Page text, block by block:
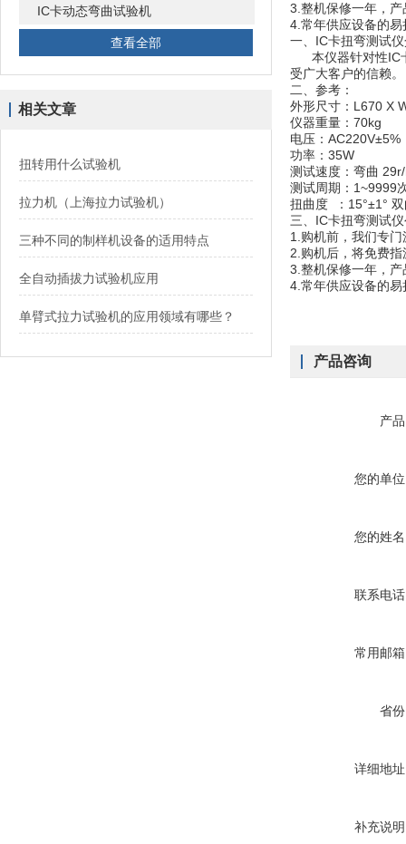
IC卡动态弯曲试验机
查看全部
相关文章
扭转用什么试验机
拉力机（上海拉力试验机）
三种不同的制样机设备的适用特点
全自动插拔力试验机应用
单臂式拉力试验机的应用领域有哪些？
3.整机保修一年，产
4.常年供应设备的
一、IC卡扭弯测试
本仪器针对性IC卡
受广大客户的信赖。
二、 参考：
外形尺寸：L670 X
仪器重量：70kg
电压：AC220V±5%
功率：35W
测试速度：弯曲
测试周期：1~9999
扭曲度 ：15°±1°
三、IC卡扭弯测试
1.购机前，我们专
2.购机后，将免费
3.整机保修一年，产
4.常年供应设备的
产品咨询
产
您的单
您的姓
联系电
常用邮
省
详细地
补充说